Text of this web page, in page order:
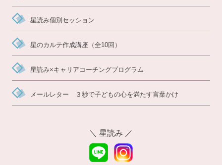
星読み個別セッション
星のカルテ作成講座（全10回）
星読み×キャリアコーチングプログラム
メールレター ３秒で子どもの心を満たす言葉かけ
＼ 星読み ／